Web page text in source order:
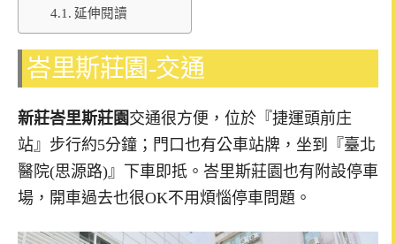
延伸閱讀
峇里斯莊園-交通
新莊峇里斯莊園 交通很方便，位於『捷運頭前庄
站』步行約5分鐘；門口也有公車站牌，坐到『臺北
醫院(思源路)』下車即抵。峇里斯莊園也有附設停車
場，開車過去也很OK不用煩惱停車問題。